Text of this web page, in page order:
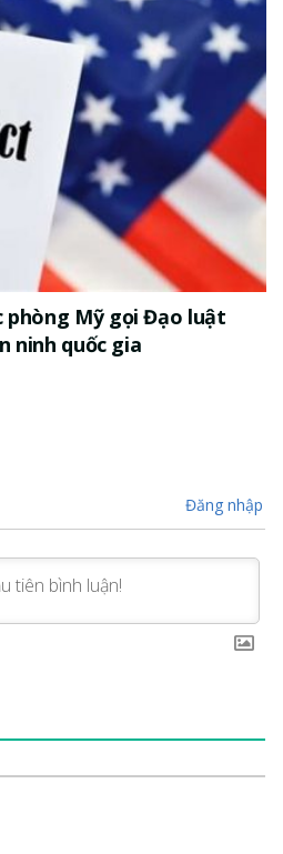
phòng Mỹ gọi Đạo luật
ninh quốc gia
Đăng nhập